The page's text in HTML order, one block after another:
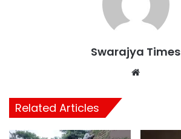
Swarajya Times
Related Articles